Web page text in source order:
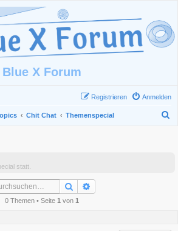
Blue X Forum
Anmelden
Registrieren
Chit Chat Themenspecial
statt.
Suche
0 Themen • Seite 1 von 1